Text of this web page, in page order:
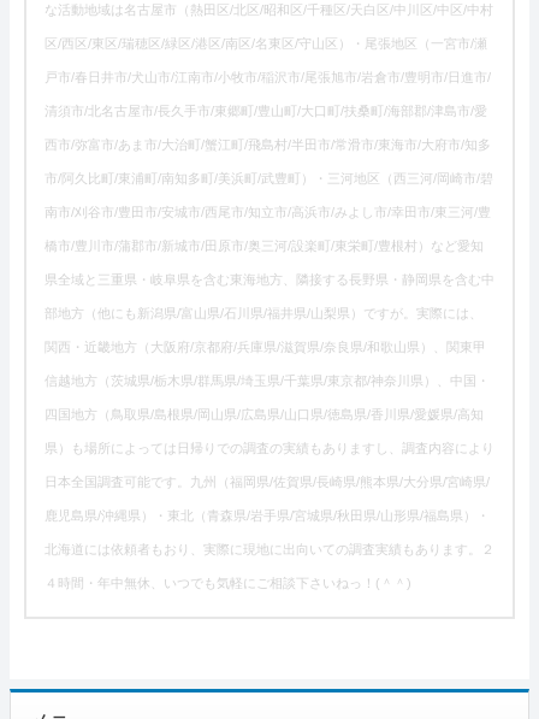
な活動地域は名古屋市（熱田区/北区/昭和区/千種区/天白区/中川区/中区/中村
区/西区/東区/瑞穂区/緑区/港区/南区/名東区/守山区）・尾張地区（一宮市/瀬
戸市/春日井市/犬山市/江南市/小牧市/稲沢市/尾張旭市/岩倉市/豊明市/日進市/
清須市/北名古屋市/長久手市/東郷町/豊山町/大口町/扶桑町/海部郡/津島市/愛
西市/弥富市/あま市/大治町/蟹江町/飛島村/半田市/常滑市/東海市/大府市/知多
市/阿久比町/東浦町/南知多町/美浜町/武豊町）・三河地区（西三河/岡崎市/碧
南市/刈谷市/豊田市/安城市/西尾市/知立市/高浜市/みよし市/幸田市/東三河/豊
橋市/豊川市/蒲郡市/新城市/田原市/奥三河/設楽町/東栄町/豊根村）など愛知
県全域と三重県・岐阜県を含む東海地方、隣接する長野県・静岡県を含む中
部地方（他にも新潟県/富山県/石川県/福井県/山梨県）ですが。実際には、
関西・近畿地方（大阪府/京都府/兵庫県/滋賀県/奈良県/和歌山県）、関東甲
信越地方（茨城県/栃木県/群馬県/埼玉県/千葉県/東京都/神奈川県）、中国・
四国地方（鳥取県/島根県/岡山県/広島県/山口県/徳島県/香川県/愛媛県/高知
県）も場所によっては日帰りでの調査の実績もありますし、調査内容により
日本全国調査可能です。九州（福岡県/佐賀県/長崎県/熊本県/大分県/宮崎県/
鹿児島県/沖縄県）・東北（青森県/岩手県/宮城県/秋田県/山形県/福島県）・
北海道には依頼者もおり、実際に現地に出向いての調査実績もあります。２
４時間・年中無休、いつでも気軽にご相談下さいねっ！(＾＾)